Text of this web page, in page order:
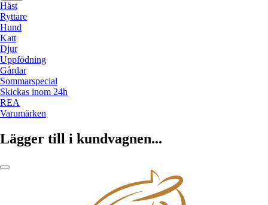
Häst
Ryttare
Hund
Katt
Djur
Uppfödning
Gårdar
Sommarspecial
Skickas inom 24h
REA
Varumärken
Lägger till i kundvagnen...